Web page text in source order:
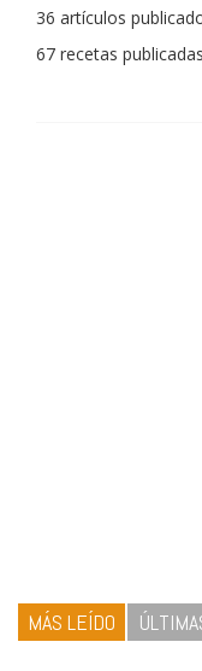
La cocina
con un toque
MÁS LEÍDO